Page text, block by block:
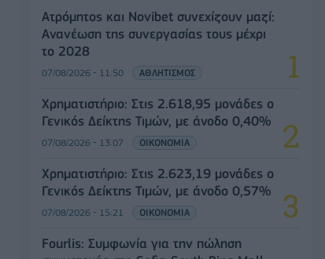
Ατρόμητος και Novibet συνεχίζουν μαζί:
Ανανέωση της συνεργασίας τους μέχρι
το 2028
07/08/2026 - 11:50 ΑΘΛΗΤΙΣΜΟΣ
Χρηματιστήριο: Στις 2.618,95 μονάδες ο
Γενικός Δείκτης Τιμών, με άνοδο 0,40%
07/08/2026 - 13:07 ΟΙΚΟΝΟΜΙΑ
Χρηματιστήριο: Στις 2.623,19 μονάδες ο
Γενικός Δείκτης Τιμών, με άνοδο 0,57%
07/08/2026 - 15:21 ΟΙΚΟΝΟΜΙΑ
Fourlis: Συμφωνία για την πώληση